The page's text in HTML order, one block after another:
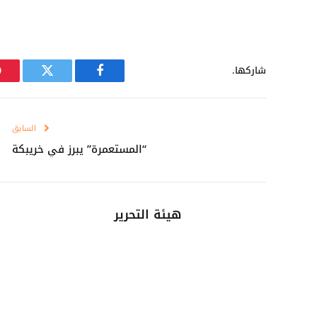
شاركها.
فيسبوك تويتر
السابق
“المستعمرة” يبرز في خريبكة
هيئة التحرير